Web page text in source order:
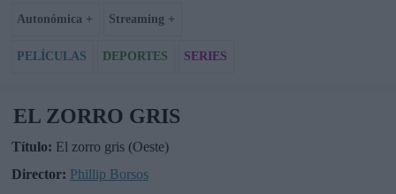
Autonómica + Streaming +
PELÍCULAS DEPORTES SERIES
EL ZORRO GRIS
Título: El zorro gris (Oeste)
Director: Phillip Borsos